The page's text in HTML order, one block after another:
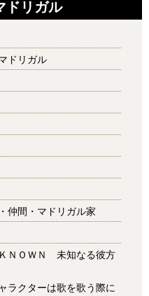
ドリガル
ドリガル
仲間・マドリガル家
ＮＯＷＮ 未知なる彼方
ラクターは歌を歌う際に